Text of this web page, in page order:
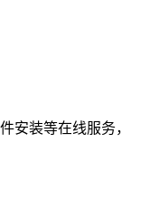
安装等在线服务，